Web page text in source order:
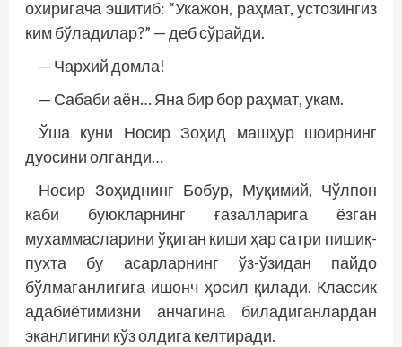
охиригача эшитиб: “Укажон, раҳмат, устозингиз
ким бўладилар?” — деб сўрайди.
— Чархий домла!
— Сабаби аён… Яна бир бор раҳмат, укам.
Ўша куни Носир Зоҳид машҳур шоирнинг
дуосини олганди…
Носир Зоҳиднинг Бобур, Муқимий, Чўлпон
каби буюкларнинг ғазалларига ёзган
мухаммасларини ўқиган киши ҳар сатри пишиқ-
пухта бу асарларнинг ўз-ўзидан пайдо
бўлмаганлигига ишонч ҳосил қилади. Классик
адабиётимизни анчагина биладиганлардан
эканлигини кўз олдига келтиради.